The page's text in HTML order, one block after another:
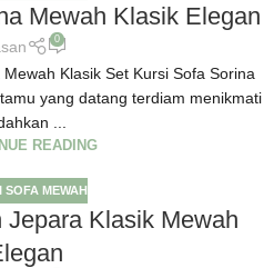
Mewah Klasik Elegan
0
Klasik Set Kursi Sofa Sorina
yang datang terdiam menikmati
...
READING
SOFA MEWAH
Klasik Mewah